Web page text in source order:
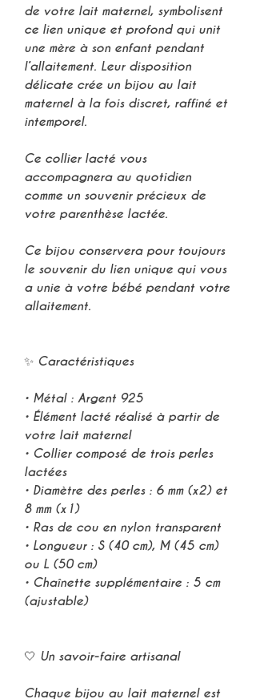
de votre lait maternel, symbolisent
ce lien unique et profond qui unit
une mère à son enfant pendant
l’allaitement. Leur disposition
délicate crée un bijou au lait
maternelà la fois discret, raffiné et
intemporel.
Ce collier lacté vous
accompagnera au quotidien
comme un souvenir précieux de
votre parenthèse lactée.
Ce bijou conservera pour toujours
le souvenir du lien unique qui vous
a unie à votre bébé pendant votre
allaitement.
✨ Caractéristiques
• Métal : Argent 925
• Élément lacté réalisé à partir de
votre lait maternel
• Collier composé de trois perles
lactées
• Diamètre des perles : 6 mm (x2) et
8 mm (x1)
• Ras de cou en nylon transparent
• Longueur : S (40 cm), M (45 cm)
ou L (50 cm)
• Chaînette supplémentaire : 5 cm
(ajustable)
🤍 Un savoir-faire artisanal
Chaque bijou au lait maternelest